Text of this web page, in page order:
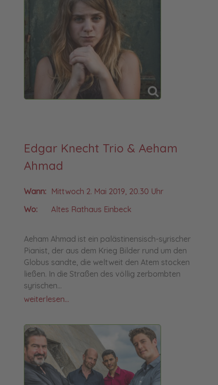
Edgar Knecht Trio & Aeham
Ahmad
Wann: Mittwoch 2. Mai 2019, 20.30 Uhr
Wo:
Altes Rathaus Einbeck
Aeham Ahmad ist ein palästinensisch-syrischer
Pianist, der aus dem Krieg Bilder rund um den
Globus sandte, die weltweit den Atem stocken
ließen. In die Straßen des völlig zerbombten
syrischen...
weiterlesen...